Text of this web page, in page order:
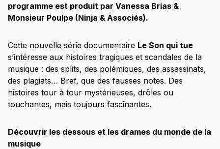
programme est produit par Vanessa Brias &
Monsieur Poulpe (Ninja & Associés).
Cette nouvelle série documentaire Le Son qui tue
s’intéresse aux histoires tragiques et scandales de la
musique : des splits, des polémiques, des assassinats,
des plagiats… Bref, que des fausses notes. Des
histoires tour à tour mystérieuses, drôles ou
touchantes, mais toujours fascinantes.
Découvrir les dessous et les drames du monde de la
musique